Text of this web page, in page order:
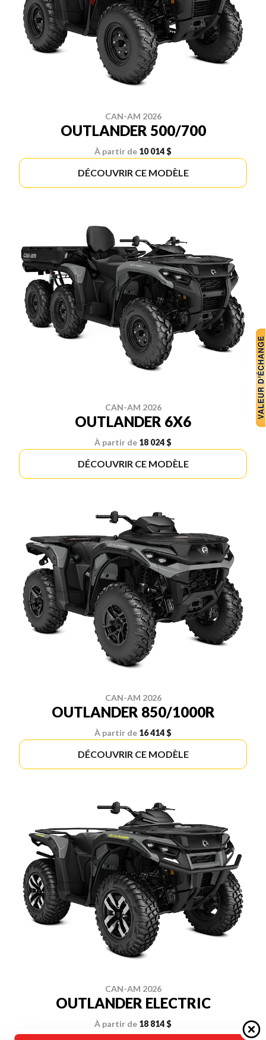
CAN-AM 2026
OUTLANDER 500/700
À partir de 10 014 $
DÉCOUVRIR CE MODÈLE
CAN-AM 2026
OUTLANDER 6X6
À partir de 18 024 $
DÉCOUVRIR CE MODÈLE
CAN-AM 2026
OUTLANDER 850/1000R
À partir de 16 414 $
DÉCOUVRIR CE MODÈLE
CAN-AM 2026
OUTLANDER ELECTRIC
À partir de 18 814 $